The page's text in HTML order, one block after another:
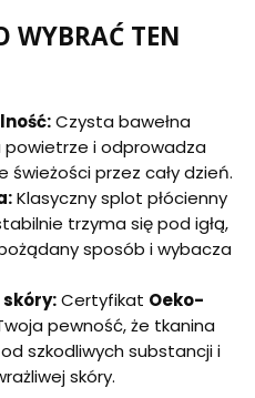
WYBRAĆ TEN
Czysta bawełna
i odprowadza
przez cały dzień.
Klasyczny splot płócienny
trzyma się pod igłą,
sposób i wybacza
Certyfikat Oeko-
pewność, że tkanina
szkodliwych substancji i
skóry.